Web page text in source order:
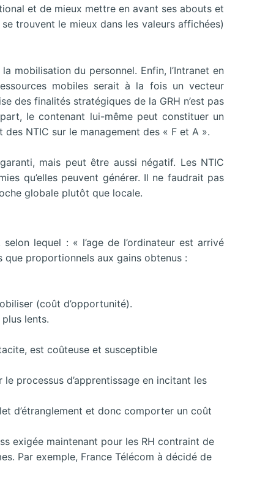
et de mieux mettre en avant ses abouts et
trouvent le mieux dans les valeurs affichées)
la mobilisationdu personnel. Enfin, l’Intranet en
mobiles serait à la fois un vecteur
des finalités stratégiques de la GRH n’est pas
le contenant lui-même peut constituer un
NTIC sur le management des « F et A ».
mais peut être aussi négatif. Les NTIC
qu’elles peuvent générer. Il ne faudrait pas
globale plutôt que locale.
lequel : « l’age de l’ordinateur est arrivé
proportionnels aux gains obtenus :
(coût d’opportunité).
lents.
est coûteuse et susceptible
processus d’apprentissage en incitant les
d’étranglement et donc comporter un coût
exigée maintenant pour les RH contraint de
Par exemple, France Télécom à décidé de